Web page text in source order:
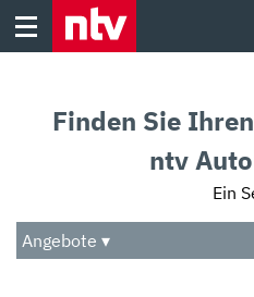
Skip
Audio
Das Beste
Finden Sie
ntv
Ein
Angebote ▾